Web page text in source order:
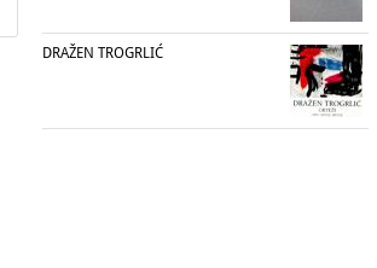
DRAŽEN TROGRLIĆ